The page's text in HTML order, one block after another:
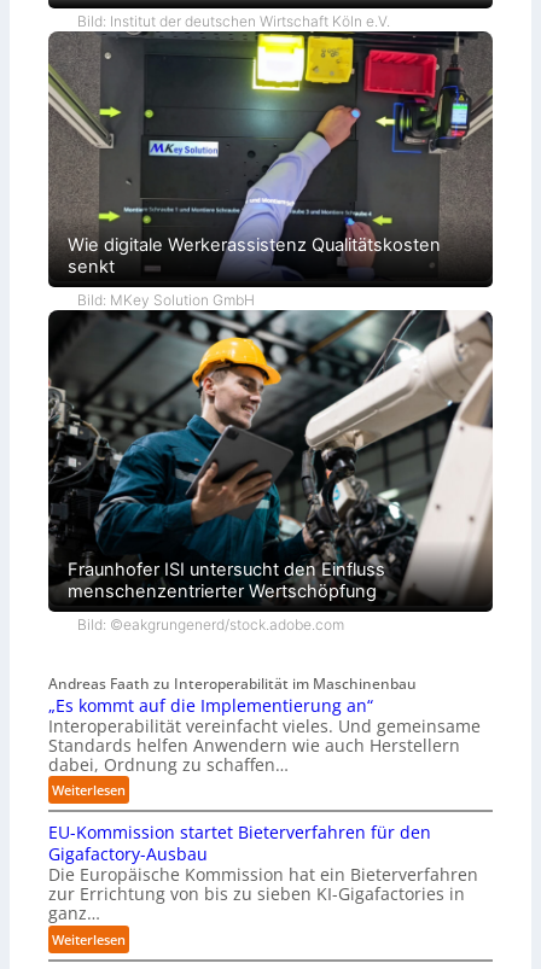
Bild: Institut der deutschen Wirtschaft Köln e.V.
Wie digitale Werkerassistenz Qualitätskosten
senkt
Bild: MKey Solution GmbH
Fraunhofer ISI untersucht den Einfluss
menschenzentrierter Wertschöpfung
Bild: ©eakgrungenerd/stock.adobe.com
Andreas Faath zu Interoperabilität im Maschinenbau
„Es kommt auf die Implementierung an“
Interoperabilität vereinfacht vieles. Und gemeinsame
Standards helfen Anwendern wie auch Herstellern
dabei, Ordnung zu schaffen…
Weiterlesen:
„
E
s
k
o
m
t
EU-Kommission startet Bieterverfahren für den
Gigafactory-Ausbau
Die Europäische Kommission hat ein Bieterverfahren
zur Errichtung von bis zu sieben KI-Gigafactories in
ganz…
Weiterlesen:
E